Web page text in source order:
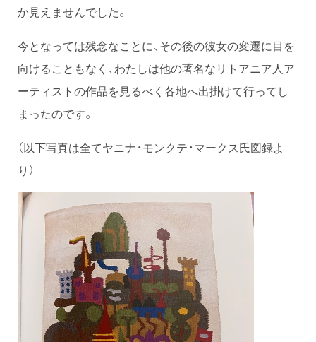
か見えませんでした。
今となっては残念なことに、その後の彼女の変遷に目を
向けることもなく、わたしは他の著名なリトアニア人ア
ーティストの作品を見るべく各地へ出掛けて行ってし
まったのです。
（以下写真は全てヤニナ・モンクテ・マークス氏図録よ
り）